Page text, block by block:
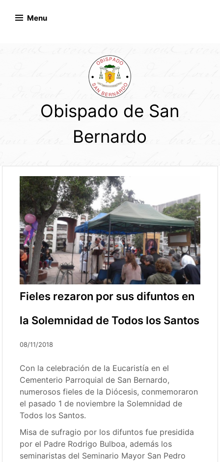
Menu
Obispado de San
Bernardo
Fieles rezaron por sus difuntos en
la Solemnidad de Todos los Santos
08/11/2018
Con la celebración de la Eucaristía en el
Cementerio Parroquial de San Bernardo,
numerosos fieles de la Diócesis, conmemoraron
el pasado 1 de noviembre la Solemnidad de
Todos los Santos.
Misa de sufragio por los difuntos fue presidida
por el Padre Rodrigo Bulboa, además los
seminaristas del Seminario Mayor San Pedro